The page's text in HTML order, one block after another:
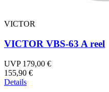
VICTOR
VICTOR VBS-63 A reel
UVP 179,00 €
155,90 €
Details